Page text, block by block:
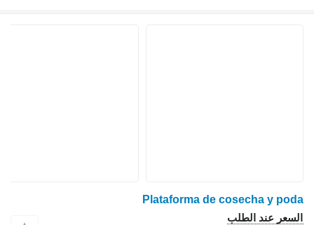
Plataforma de cosecha y poda
السعر عند الطلب